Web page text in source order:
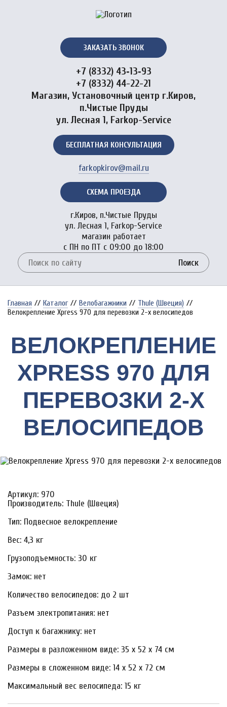
ЗАКАЗАТЬ ЗВОНОК
+7 (8332) 43‑13‑93
+7 (8332) 44-22-21
Магазин, Установочный центр г.Киров,
п.Чистые Пруды
ул. Лесная 1, Farkop-Service
БЕСПЛАТНАЯ КОНСУЛЬТАЦИЯ
farkopkirov@mail.ru
СХЕМА ПРОЕЗДА
г.Киров, п.Чистые Пруды
ул. Лесная 1, Farkop-Service
магазин работает
с ПН по ПТ с 09:00 до 18:00
Поиск
Главная // Каталог // Велобагажники // Thule (Швеция) //
Велокрепление Xpress 970 для перевозки 2-х велосипедов
ВЕЛОКРЕПЛЕНИЕ
XPRESS 970 ДЛЯ
ПЕРЕВОЗКИ 2-Х
ВЕЛОСИПЕДОВ
Артикул: 970
Производитель: Thule (Швеция)
Тип: Подвесное велокрепление
Вес: 4,3 кг
Грузоподъемность: 30 кг
Замок: нет
Количество велосипедов: до 2 шт
Разъем электропитания: нет
Доступ к багажнику: нет
Размеры в разложенном виде: 35 x 52 x 74 см
Размеры в сложенном виде: 14 x 52 x 72 см
Максимальный вес велосипеда: 15 кг